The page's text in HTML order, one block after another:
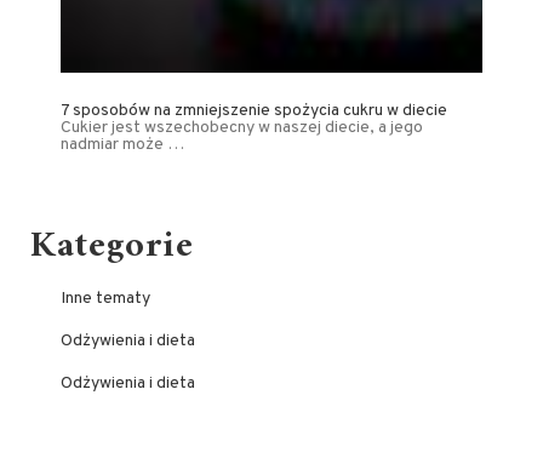
7 sposobów na zmniejszenie spożycia cukru w diecie
Cukier jest wszechobecny w naszej diecie, a jego
nadmiar może …
Kategorie
Inne tematy
Odżywienia i dieta
Odżywienia i dieta